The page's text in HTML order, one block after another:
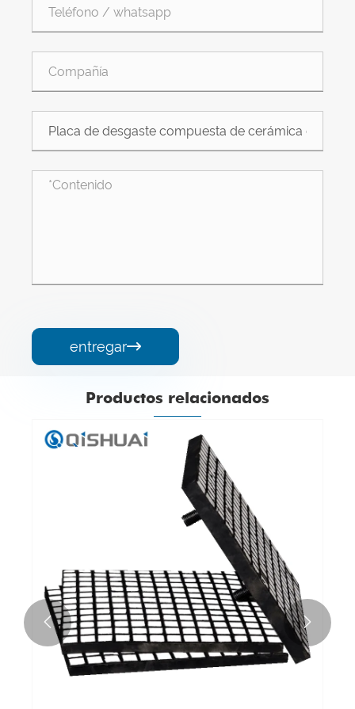
entregar
Productos relacionados
 